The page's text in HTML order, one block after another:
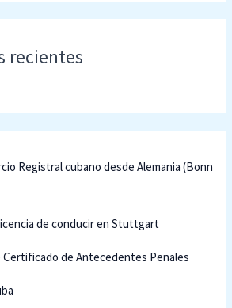
recientes
Registral cubano desde Alemania (Bonn
de conducir en Stuttgart
Certificado de Antecedentes Penales